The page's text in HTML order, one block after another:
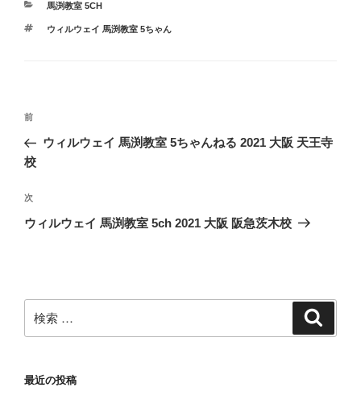
カ
ゴ
馬渕教室 5CH
タ
ウィルウェイ 馬渕教室 5ちゃん
投
ナ
ゲ
ー
過
去
の
稿
前
ウィルウェイ 馬渕教室 5ちゃんねる 2021 大阪 天王寺
校
次
の
次
ウィルウェイ 馬渕教室 5ch 2021 大阪 阪急茨木校
索:
最近の投稿